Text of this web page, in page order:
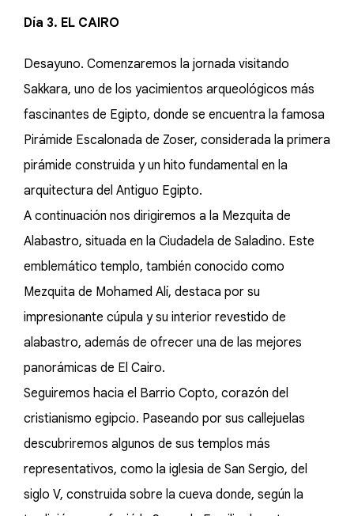
Día 3. EL CAIRO
Desayuno. Comenzaremos la jornada visitando
Sakkara, uno de los yacimientos arqueológicos más
fascinantes de Egipto, donde se encuentra la famosa
Pirámide Escalonada de Zoser, considerada la primera
pirámide construida y un hito fundamental en la
arquitectura del Antiguo Egipto.
A continuación nos dirigiremos a la Mezquita de
Alabastro, situada en la Ciudadela de Saladino. Este
emblemático templo, también conocido como
Mezquita de Mohamed Alí, destaca por su
impresionante cúpula y su interior revestido de
alabastro, además de ofrecer una de las mejores
panorámicas de El Cairo.
Seguiremos hacia el Barrio Copto, corazón del
cristianismo egipcio. Paseando por sus callejuelas
descubriremos algunos de sus templos más
representativos, como la iglesia de San Sergio, del
siglo V, construida sobre la cueva donde, según la